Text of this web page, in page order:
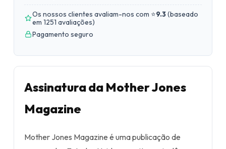
Os nossos clientes avaliam-nos com ⭐9.3(baseado
em 1251 avaliações)
Pagamento seguro
Assinatura da Mother Jones
Magazine
Mother Jones Magazine é uma publicação de